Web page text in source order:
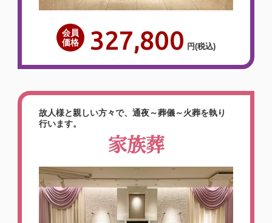
会員
価格
327,800 円(税込)
故人様と親しい方々で、通夜～葬儀～火葬を執り
行います。
家族葬